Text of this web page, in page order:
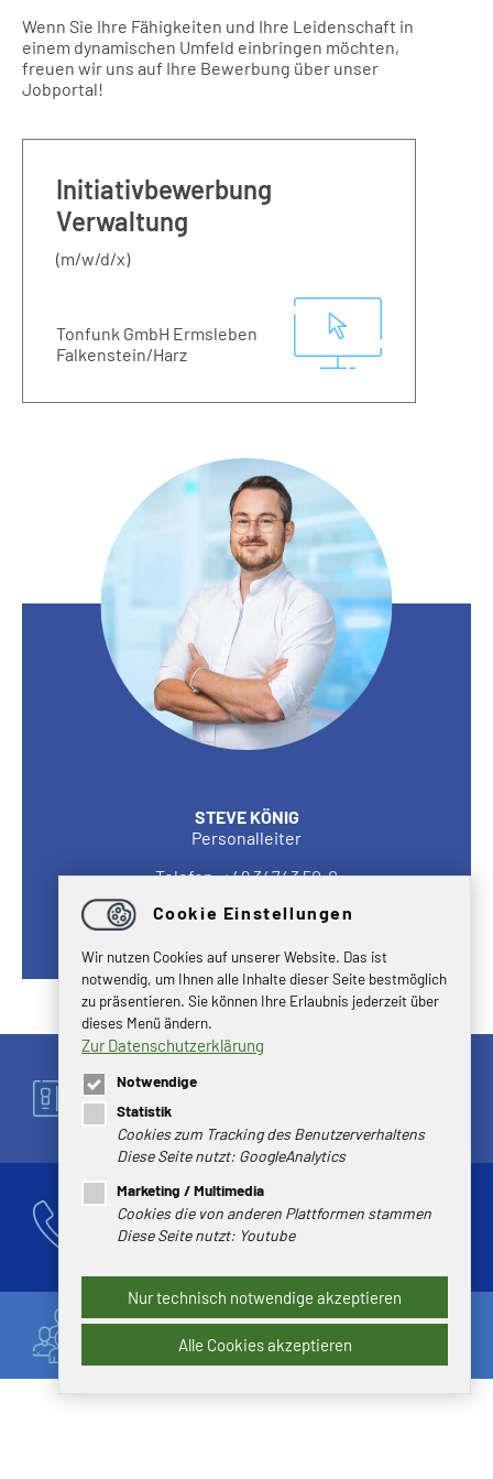
Wenn Sie Ihre Fähigkeiten und Ihre Leidenschaft in
einem dynamischen Umfeld einbringen möchten,
freuen wir uns auf Ihre Bewerbung über unser
Jobportal!
Initiativbewerbung
Verwaltung
(m/w/d/x)
Tonfunk GmbH Ermsleben
Falkenstein/Harz
STEVE KÖNIG
Personalleiter
Telefon: +49 34743 50-0
E-Mail:personalwesen@tonfunk.de
TONFUNK GRUPPE
06463 Falkenstein/ Harz
Telefon:
+49 34743 50-0
Fax: +49 34743 50-256
E-Mail:info @tonfunk.de
Ansprechpartner
Cookie Einstellungen
Wir nutzen Cookies auf unserer Website. Das ist
notwendig, um Ihnen alle Inhalte dieser Seite bestmöglich
zu präsentieren. Sie können Ihre Erlaubnis jederzeit über
dieses Menü ändern.
Zur Datenschutzerklärung
Notwendige
Statistik
Cookies zum Tracking des Benutzerverhaltens
Diese Seite nutzt: GoogleAnalytics
Marketing / Multimedia
Cookies die von anderen Plattformen stammen
Diese Seite nutzt: Youtube
Nur technisch notwendige akzeptieren
Alle Cookies akzeptieren